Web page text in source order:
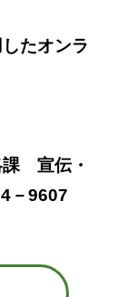
たオンラ
課 宣伝・
－9607